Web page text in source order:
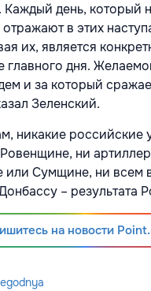
Каждый день, который
в этих
их, является
главного дня.
и за который
Зеленский.
никакие российские
ни
или Сумщине, ни всем
– результата
на новости